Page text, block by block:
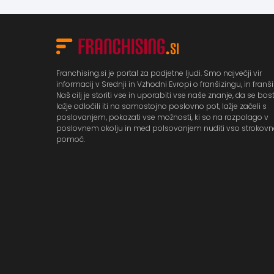
Franchising.si je portal za podjetne ljudi. Smo največji vir
informacij v Srednji in Vzhodni Evropi o franšizingu, in
Naš cilj je storiti vse in uporabiti vse naše znanje, da se
lažje odločili iti na samostojno poslovno pot, lažje začeli s
poslovanjem, pokazati vse možnosti, ki so na razpolago v
poslovnem okolju in med polsovanjem nuditi vso
pomoč.